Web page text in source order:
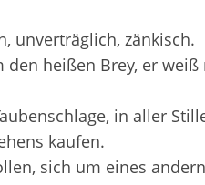
unverträglich, zänkisch.
heißen Brey, er
in aller
kaufen.
sich um eines